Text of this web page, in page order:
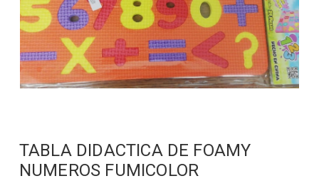
TABLA DIDACTICA DE FOAMY
NUMEROS FUMICOLOR